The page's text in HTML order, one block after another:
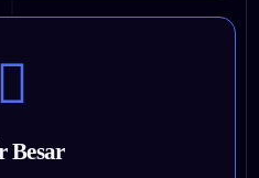
Besardan mengganggu status